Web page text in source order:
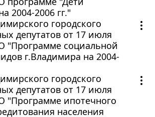
2004-2006 гг."
городского
депутатов от 17 июля
"Программе социальной
г.Владимира на 2004-
городского
депутатов от 17 июля
"Программе ипотечного
населения